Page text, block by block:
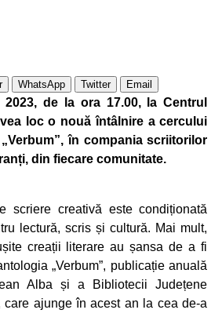
WhatsApp Twitter Email
de la ora 17.00, la Centrul
loc o nouă întâlnire a cercului
în compania scriitorilor
din fiecare comunitate.
scriere creativă este condiționată
lectură, scris și cultură. Mai mult,
creații literare au șansa de a fi
„Verbum”, publicație anuală
Alba și a Bibliotecii Județene
care ajunge în acest an la cea de-a